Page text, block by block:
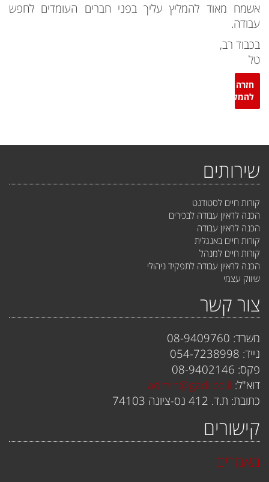
אשמח מאוד להמליץ עליך בפני חברים העומדים לחפש
עבודה.
בכבוד רב,
טל
חזרה
להמלצות
שירותים
קורות חיים לסטודנט
הכנה לראיון עבודה לבכירים
הכנה לראיון עבודה
קורות חיים באנגלית
קורות חיים למנהל
הכנה לראיון עבודה לתפקיד ניהולי
שיווק עצמי
צור קשר
משרד: 08-9409760
נייד: 054-7238998
פקס: 08-9402146
דוא"ל: admin@gadi.co.il
כתובת: ת.ד. 412 נס-ציונה 74103
קישורים
מאמרים